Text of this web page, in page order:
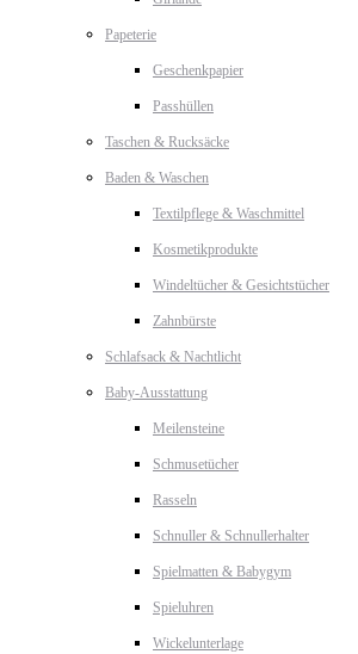
Papeterie
Geschenkpapier
Passhüllen
Taschen & Rucksäcke
Baden & Waschen
Textilpflege & Waschmittel
Kosmetikprodukte
Windeltücher & Gesichtstücher
Zahnbürste
Schlafsack & Nachtlicht
Baby-Ausstattung
Meilensteine
Schmusetücher
Rasseln
Schnuller & Schnullerhalter
Spielmatten & Babygym
Spieluhren
Wickelunterlage